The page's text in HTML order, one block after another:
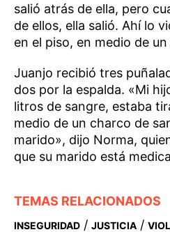
salió atrás de ella, pero
de ellos, ella salió. Ahí lo
en el piso, en medio de
Juanjo recibió tres
dos por la espalda. «Mi
litros de sangre, estaba
medio de un charco de
marido», dijo Norma,
que su marido está
TEMAS RELACIONADOS
INSEGURIDAD / JUSTICIA /